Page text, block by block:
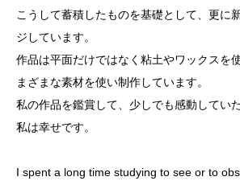
こうして蓄積したものを基礎として、更に
ジしています。
作品は平面だけではなく粘土やワックスを
まざまな素材を使い制作しています。
私の作品を鑑賞して、少しでも感動してい
私は幸せです。
I spent a long time studying to see or to